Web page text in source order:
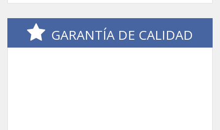
GARANTÍA DE CALIDAD